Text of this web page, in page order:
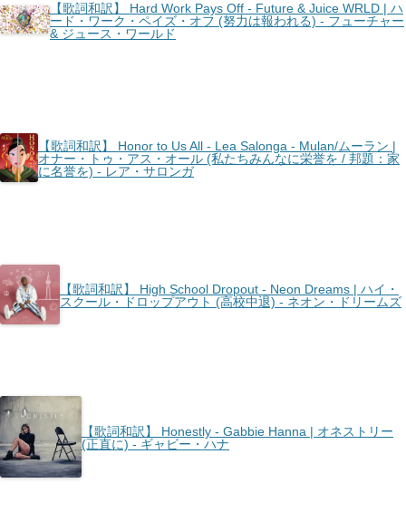
【歌詞和訳】 Hard Work Pays Off - Future & Juice WRLD | ハ
ード・ワーク・ペイズ・オフ (努力は報われる) - フューチャー
& ジュース・ワールド
【歌詞和訳】 Honor to Us All - Lea Salonga - Mulan/ムーラン |
オナー・トゥ・アス・オール (私たちみんなに栄誉を / 邦題：家
に名誉を) - レア・サロンガ
【歌詞和訳】 High School Dropout - Neon Dreams | ハイ・
スクール・ドロップアウト (高校中退) - ネオン・ドリームズ
【歌詞和訳】 Honestly - Gabbie Hanna | オネストリー
(正直に) - ギャビー・ハナ